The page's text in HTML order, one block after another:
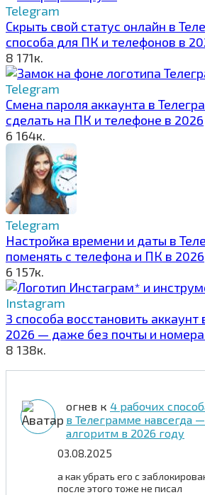
Telegram
Скрыть свой статус онлайн в
способа для ПК и телефонов в
8 171к.
Telegram
Смена пароля аккаунта в
сделать на ПК и телефоне в 2026
6 164к.
Telegram
Настройка времени и даты в
поменять с телефона и ПК в 2026
6 157к.
Instagram
3 способа восстановить
2026 — даже без почты и
8 138к.
огнев к 4 рабочих
в Телеграмме навсегда
алгоритм в 2026 году
03.08.2025
а как убрать его с
после этого тоже не писал